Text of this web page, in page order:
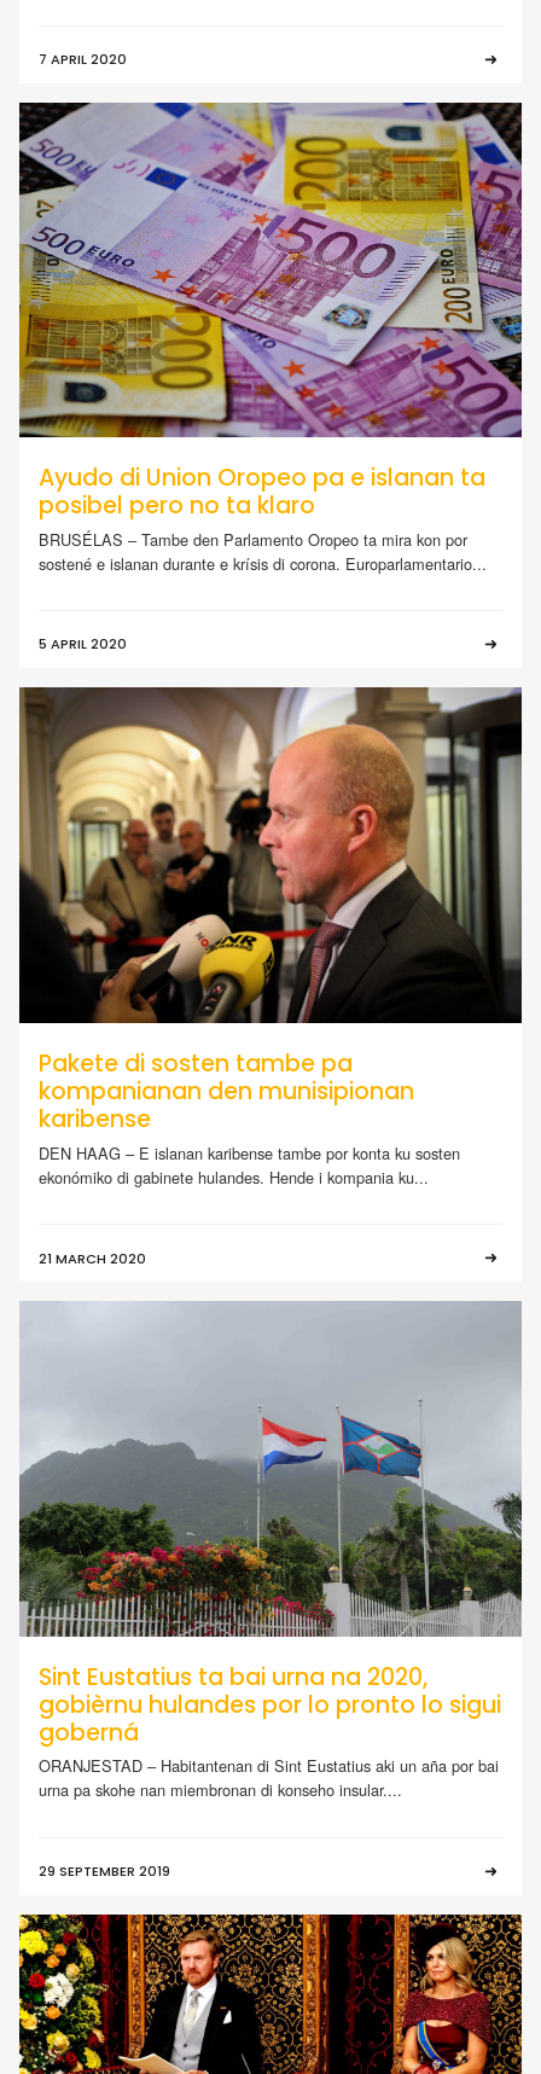
7 APRIL 2020
Ayudo di Union Oropeo pa e islanan ta
posibel pero no ta klaro
BRUSÉLAS – Tambe den Parlamento Oropeo ta mira kon por
sostené e islanan durante e krísis di corona. Europarlamentario...
5 APRIL 2020
Pakete di sosten tambe pa
kompanianan den munisipionan
karibense
DEN HAAG – E islanan karibense tambe por konta ku sosten
ekonómiko di gabinete hulandes. Hende i kompania ku...
21 MARCH 2020
Sint Eustatius ta bai urna na 2020,
gobièrnu hulandes por lo pronto lo sigui
goberná
ORANJESTAD – Habitantenan di Sint Eustatius aki un aña por bai
urna pa skohe nan miembronan di konseho insular....
29 SEPTEMBER 2019